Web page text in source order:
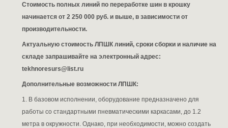
Стоимость полных линий по переработке шин в крошку
начинается от 2 250 000 руб. и выше, в зависимости от
производительности.
Актуальную стоимость ЛПШК линий, сроки сборки и наличие на
складе запрашивайте на электронный адрес:
tekhnoresurs@list.ru
Дополнительные возможности ЛПШК:
1. В базовом исполнении, оборудование предназначено для
работы со стандартными пневматическими каркасами, до 1.2
метра в окружности. Однако, при необходимости, можно создать